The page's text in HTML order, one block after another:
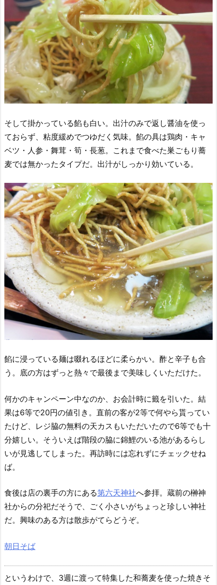
そして掛かっている餡も白い。出汁のみで返し醤油を使っ
ておらず、粘度緩めでつゆだく気味。餡の具は鶏肉・キャ
ベツ・人参・舞茸・筍・長葱。これまで食べた巣ごもり蕎
麦では無かったタイプだ。出汁がしっかり効いている。
餡に浸っている麺は啜れるほどに柔らかい。酢と辛子も合
う。底の方はずっと熱々で最後まで美味しくいただけた。
何かのキャンペーン中なのか、お会計時に籤を引いた。結
果は6等で20円の値引き。直前の客が2等で何やら貰ってい
たけど、レジ脇の無料の天カスもいただいたので6等でも十
分嬉しい。そういえば階段の脇に錦鯉のいる池があるらし
いが見逃してしまった。再訪時には忘れずにチェックせね
ば。
食後は店の裏手の方にある第六天神社へ参拝。蔵前の榊神
社からの分祀だそうで、ごく小さいがちょっと珍しい神社
だ。興味のある方は散歩がてらどうぞ。
朝日そば
というわけで、3週に渡って特集した和蕎麦を使った焼きそ